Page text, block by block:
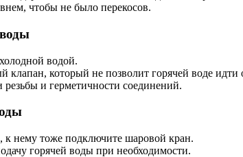
чтобы не было перекосов.
водой.
клапан, который не позволит горячей воде идти
и герметичности соединений.
нему тоже подключите шаровой кран.
горячей воды при необходимости.